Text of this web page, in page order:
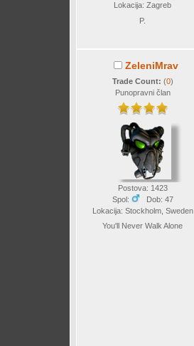
Lokacija: Zagreb
P.
ZeleniMrav
Trade Count: (0)
Punopravni član
Postova: 1423
Spol:
Dob: 47
Lokacija: Stockholm, Sweden
You'll Never Walk Alone